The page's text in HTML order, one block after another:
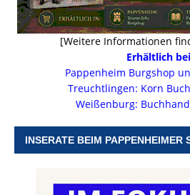
[Weitere Informationen
Erhältlich
Pappenheim Burgshop
Treuchtlingen: Korn
Weißenburg:
INSERATE BEIM PAPPENHEIMER